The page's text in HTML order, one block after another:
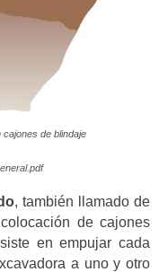
de blindaje
, también llamado de
de cajones
en empujar cada
a uno y otro